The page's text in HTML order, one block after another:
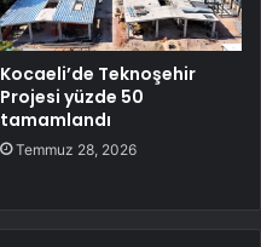
Kocaeli’de Teknoşehir
Projesi yüzde 50
tamamlandı
Temmuz 28, 2026